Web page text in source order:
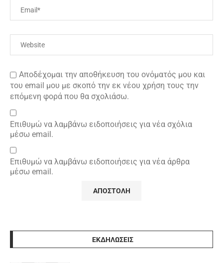
Αποδέχομαι την αποθήκευση του ονόματός μου και
του email μου με σκοπό την εκ νέου χρήση τους την
επόμενη φορά που θα σχολιάσω.
Επιθυμώ να λαμβάνω ειδοποιήσεις για νέα σχόλια
μέσω email.
Επιθυμώ να λαμβάνω ειδοποιήσεις για νέα άρθρα
μέσω email.
ΕΚΔΗΛΩΣΕΙΣ